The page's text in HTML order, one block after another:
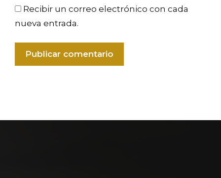
Recibir un correo electrónico con cada
nueva entrada.